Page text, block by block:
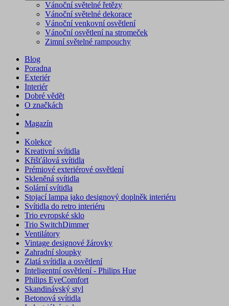
Vánoční světelné řetězy
Vánoční světelné dekorace
Vánoční venkovní osvětlení
Vánoční osvětlení na stromeček
Zimní světelné rampouchy
Blog
Poradna
Exteriér
Interiér
Dobré vědět
O značkách
Magazín
Kolekce
Kreativní svítidla
Křišťálová svítidla
Prémiové exteriérové osvětlení
Skleněná svítidla
Solární svítidla
Stojací lampa jako designový doplněk interiéru
Svítidla do retro interiéru
Trio evropské sklo
Trio SwitchDimmer
Ventilátory
Vintage designové žárovky
Zahradní sloupky
Zlatá svítidla a osvětlení
Inteligentní osvětlení - Philips Hue
Philips EyeComfort
Skandinávský styl
Betonová svítidla